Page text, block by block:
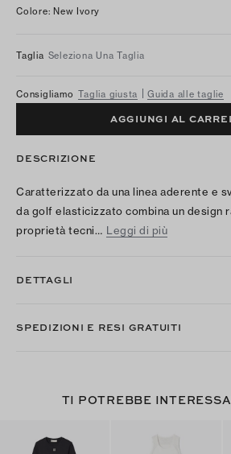
Colore: New Ivory
Taglia Seleziona Una Taglia
Consigliamo Taglia giusta Guida alle taglie
AGGIUNGI AL
DESCRIZIONE
Caratterizzato da una linea aderente e
da golf elasticizzato combina un design
proprietà tecni… Leggi di più
DETTAGLI
SPEDIZIONI E RESI GRATUITI
TI POTREBBE